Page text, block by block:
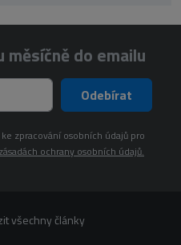
do emailu
Odebírat
zpracování osobních údajů pro
zásadách ochrany osobních údajů.
všechny články